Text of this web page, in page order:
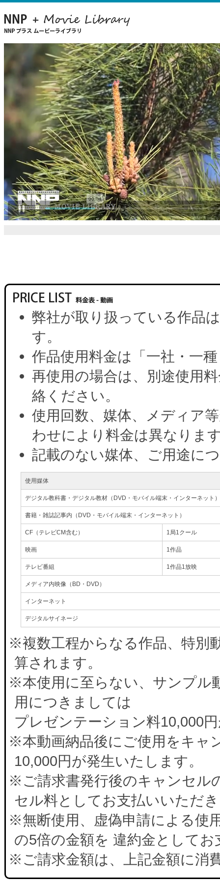
弊社が取り扱っている作品
す。
作品使用料金は「一社・一
再使用の場合は、別途使用
絡ください。
使用回数、媒体、メディア
わせにより料金は異なりま
記載のない媒体、ご用途に
使用媒体
デジタル教科書・デジタル教材（DVD・モバイル端末・インターネット）
書籍・雑誌記事内（DVD・モバイル端末・インターネット）
CF（テレビCM含む） 1局1クール
映画 1作品
テレビ番組 1作品1放映
メディア内映像（BD・DVD）
インターネット
デジタルサイネージ
※複数工程からなる作品、特別
算されます。
※本使用に至らない、サンプル
用につきましては
プレゼンテーション料10,000
※本動画納品後にご使用をキャ
10,000円が発生いたします。
※ご請求書発行後のキャンセル
セル料としてお支払いいただ
※無断使用、虚偽申請による使
の5倍の金額を 違約金として
※ご請求金額は、上記金額に消